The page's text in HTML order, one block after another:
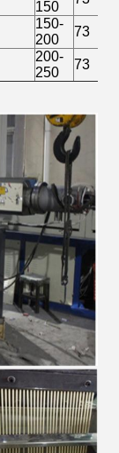
150
150-
200
73
200-
250
73